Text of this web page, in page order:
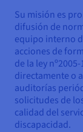
Su misión es
difusión de
equipo interno
acciones de
de la ley
directamente o
auditorías
solicitudes de
calidad del
discapacidad.